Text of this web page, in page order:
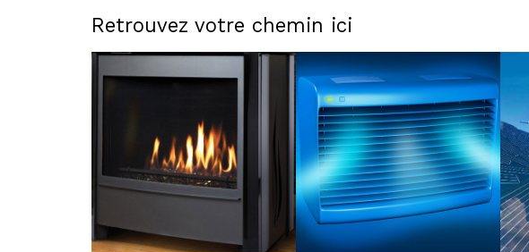
Retrouvez votre chemin ici